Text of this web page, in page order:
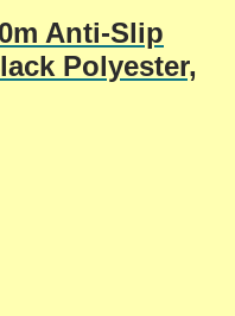
Anti-Slip
Polyester,